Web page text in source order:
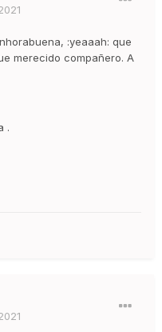
:yeaaah: que
merecido compañero. A
.